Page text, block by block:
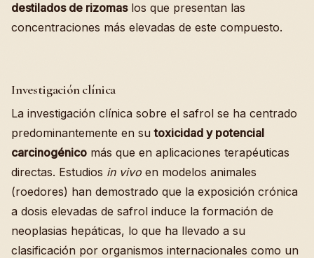
destilados de rizomaslos que presentan las
concentraciones más elevadas de este compuesto.
Investigación clínica
La investigación clínica sobre el safrol se ha centrado
predominantemente en sutoxicidad y potencial
carcinogénico más que en aplicaciones terapéuticas
directas. Estudios in vivo en modelos animales
(roedores) han demostrado que la exposición crónica
a dosis elevadas de safrol induce la formación de
neoplasias hepáticas, lo que ha llevado a su
clasificación por organismos internacionales como un